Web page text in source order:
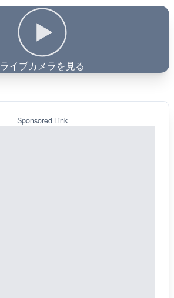
ライブカメラを見る
Sponsored Link